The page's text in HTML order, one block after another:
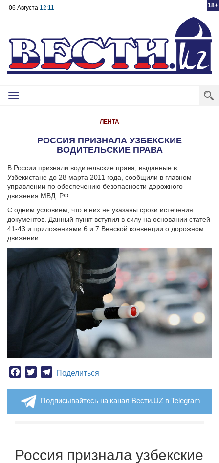
18+
06 Августа 12:11
Toggle
ЛЕНТА
РОССИЯ ПРИЗНАЛА УЗБЕКСКИЕ
ВОДИТЕЛЬСКИЕ ПРАВА
В России признали водительские права, выданные в
Узбекистане до 28 марта 2011 года, сообщили в главном
управлении по обеспечению безопасности дорожного
движения МВД РФ.
С одним условием, что в них не указаны сроки истечения
документов. Данный пункт вступил в силу на основании статей
41-43 и приложениями 6 и 7 Венской конвенции о дорожном
движении.
Facebook
TwitterTelegram
Поделиться
Подписывайтесь на канал Вести.UZ в Telegram
Россия признала узбекские